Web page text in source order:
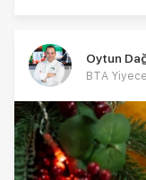
Oytun
BTA